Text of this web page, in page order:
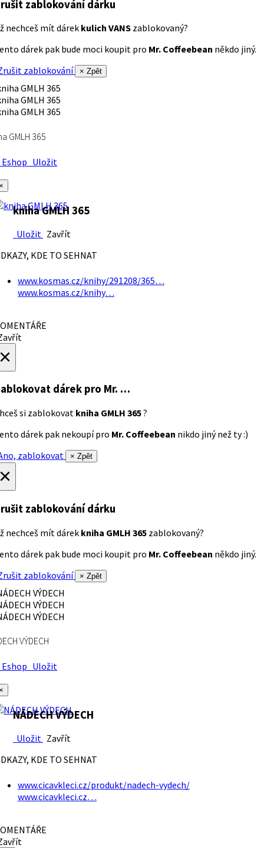
zablokování dárku
nechceš mít dárek kulich VANS zablokovaný?
dárek pak bude moci koupit pro Mr. Coffeebean někdo jiný.
zablokování
× Zpět
GMLH 365
Uložit
kniha GMLH 365
Uložit Zavřít
KDE TO SEHNAT
www.kosmas.cz/knihy/291208/365…
www.kosmas.cz/knihy…
dárek pro Mr. …
si zablokovat kniha GMLH 365?
dárek pak nekoupí pro Mr. Coffeebean nikdo jiný než ty :)
zablokovat
× Zpět
zablokování dárku
nechceš mít dárek kniha GMLH 365 zablokovaný?
dárek pak bude moci koupit pro Mr. Coffeebean někdo jiný.
zablokování
× Zpět
VÝDECH
Uložit
NÁDECH VÝDECH
Uložit Zavřít
KDE TO SEHNAT
www.cicavkleci.cz/produkt/nadech-vydech/
www.cicavkleci.cz…